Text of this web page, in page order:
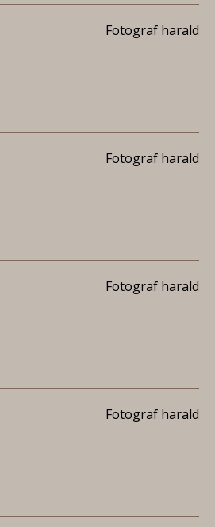
Fotograf harald
Fotograf harald
Fotograf harald
Fotograf harald